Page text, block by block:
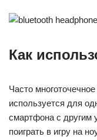
Как
Часто
используется для
смартфона с другим
поиграть в игру на